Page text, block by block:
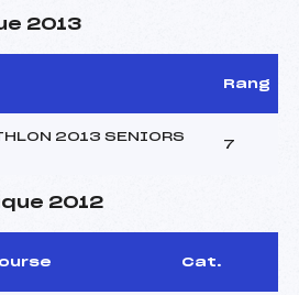
2013
Rang
2013 SENIORS
7
2012
Cat.